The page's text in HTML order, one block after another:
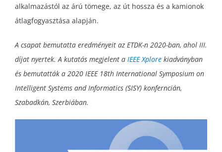
alkalmazástól az árú tömege, az út hossza és a kamionok
átlagfogyasztása alapján.
A csapat bemutatta eredményeit az ETDK-n 2020-ban, ahol III.
díjat nyertek. A kutatás megjelent a IEEE Xplorekiadványban
és bemutatták a 2020 IEEE 18th International Symposium on
Intelligent Systems and Informatics (SISY) konferncián,
Szabadkán, Szerbiában.